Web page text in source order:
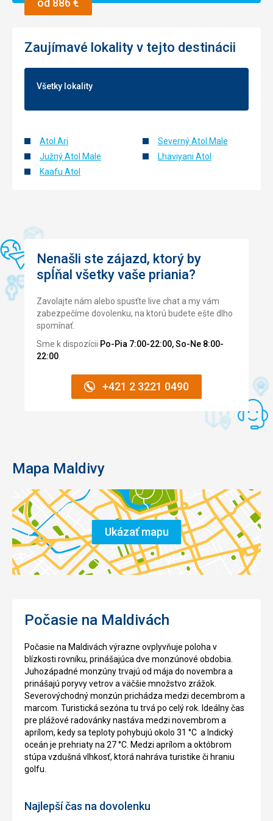
od 886 €
Zaujímavé lokality v tejto destinácii
Všetky lokality
Atol Ari
Južný Atol Male
Kaafu Atol
Severný Atol Male
Lhaviyani Atol
Nenašli ste zájazd, ktorý by
spĺňal všetky vaše priania?
Zavolajte nám alebo spusťte live chat a my vám
zabezpečíme dovolenku, na ktorú budete ešte dlho
spomínať.
Sme k dispozícii Po-Pia 7:00-22:00, So-Ne 8:00-
22:00
+421 2 3221 0490
Mapa Maldivy
Ukázať mapu
Počasie na Maldivách
Počasie na Maldivách výrazne ovplyvňuje poloha v
blízkosti rovníku, prinášajúca dve monzúnové obdobia.
Juhozápadné monzúny trvajú od mája do novembra a
prinášajú poryvy vetrov a väčšie množstvo zrážok.
Severovýchodný monzún prichádza medzi decembrom a
marcom. Turistická sezóna tu trvá po celý rok. Ideálny čas
pre plážové radovánky nastáva medzi novembrom a
aprílom, kedy sa teploty pohybujú okolo 31 °C a Indický
oceán je prehriaty na 27 °C. Medzi aprílom a októbrom
stúpa vzdušná vlhkosť, ktorá nahráva turistike či hraniu
golfu.
Najlepší čas na dovolenku